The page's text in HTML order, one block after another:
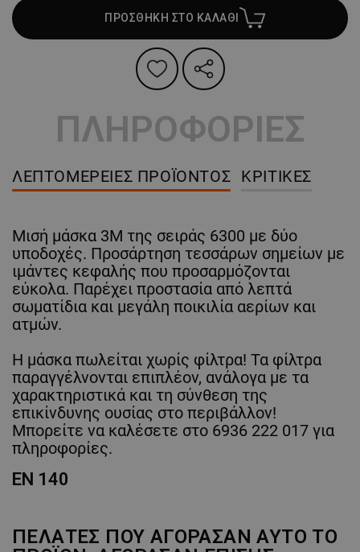
ΠΡΟΣΘΗΚΗ ΣΤΟ ΚΑΛΑΘΙ
ΠΛΗΡΟΦΟΡΙΕΣ
ΛΕΠΤΟΜΈΡΕΙΕΣ ΠΡΟΪΌΝΤΟΣ ΚΡΙΤΙΚΈΣ
Μισή μάσκα 3M της σειράς 6300 με δύο
υποδοχές. Προσάρτηση τεσσάρων σημείων με
ιμάντες κεφαλής που προσαρμόζονται
εύκολα. Παρέχει προστασία από λεπτά
σωματίδια και μεγάλη ποικιλία αερίων και
ατμών.
Η μάσκα πωλείται χωρίς φίλτρα! Τα φίλτρα
παραγγέλνονται επιπλέον, ανάλογα με τα
χαρακτηριστικά και τη σύνθεση της
επικίνδυνης ουσίας στο περιβάλλον!
Μπορείτε να καλέσετε στο 6936 222 017 για
πληροφορίες.
EN 140
ΠΕΛΆΤΕΣ ΠΟΥ ΑΓΌΡΑΣΑΝ ΑΥΤΌ ΤΟ